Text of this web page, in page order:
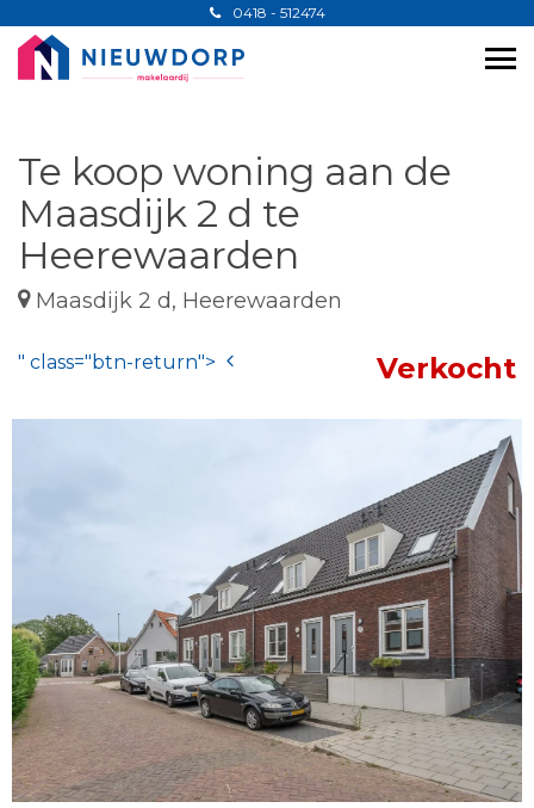
0418 - 512474
" class="btn-return">
Te koop woning aan de
Maasdijk 2 d te
Heerewaarden
Maasdijk 2 d, Heerewaarden
Verkocht